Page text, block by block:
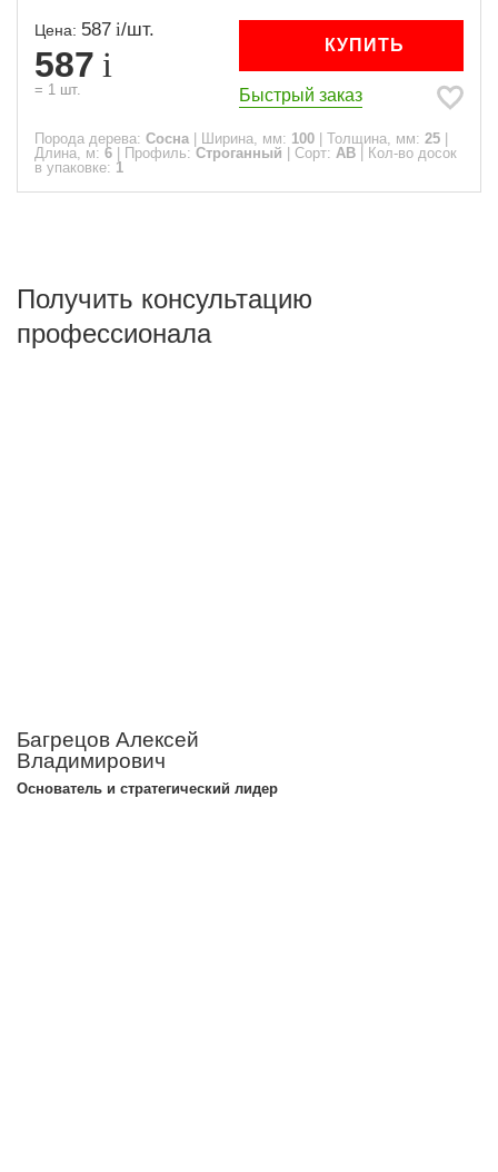
Цена: 587 /шт.
587
= 1 шт.
КУПИТЬ
Быстрый заказ
Порода дерева: Сосна Ширина, мм: 100 Толщина, мм: 25
Длина, м: 6 Профиль: Строганный Сорт: АВ
Кол-во досок
в упаковке: 1
Получить консультацию
профессионала
Багрецов Алексей
Владимирович
Основатель и стратегический лидер